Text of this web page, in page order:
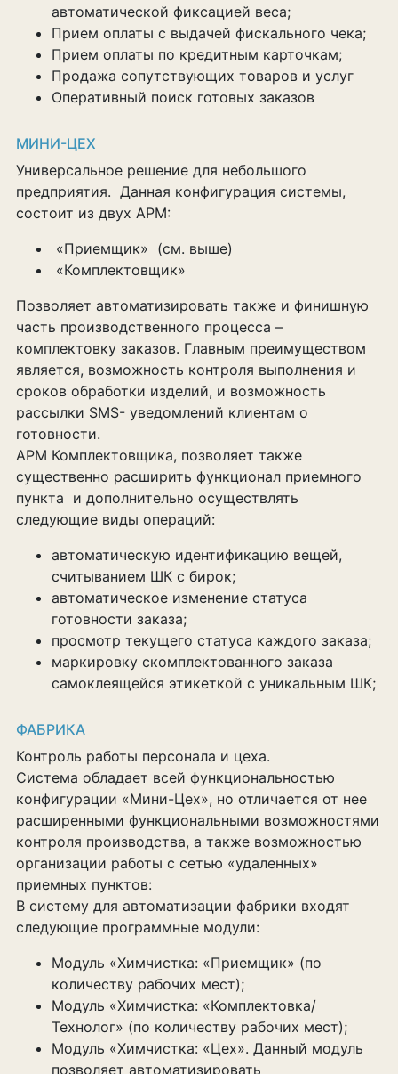
автоматической фиксацией веса;
Прием оплаты с выдачей фискального чека;
Прием оплаты по кредитным карточкам;
Продажа сопутствующих товаров и услуг
Оперативный поиск готовых заказов
МИНИ-ЦЕХ
Универсальное решение для небольшого
предприятия. Данная конфигурация системы,
состоит из двух АРМ:
«Приемщик» (см. выше)
«Комплектовщик»
Позволяет автоматизировать также и финишную
часть производственного процесса –
комплектовку заказов. Главным преимуществом
является, возможность контроля выполнения и
сроков обработки изделий, и возможность
рассылки SMS- уведомлений клиентам о
готовности.
АРМ Комплектовщика, позволяет также
существенно расширить функционал приемного
пункта и дополнительно осуществлять
следующие виды операций:
автоматическую идентификацию вещей,
считыванием ШК с бирок;
автоматическое изменение статуса
готовности заказа;
просмотр текущего статуса каждого заказа;
маркировку скомплектованного заказа
самоклеящейся этикеткой с уникальным ШК;
ФАБРИКА
Контроль работы персонала и цеха.
Система обладает всей функциональностью
конфигурации «Мини-Цех», но отличается от нее
расширенными функциональными возможностями
контроля производства, а также возможностью
организации работы с сетью «удаленных»
приемных пунктов:
В систему для автоматизации фабрики входят
следующие программные модули:
Модуль «Химчистка: «Приемщик» (по
количеству рабочих мест);
Модуль «Химчистка: «Комплектовка/
Технолог» (по количеству рабочих мест);
Модуль «Химчистка: «Цех». Данный модуль
позволяет автоматизировать